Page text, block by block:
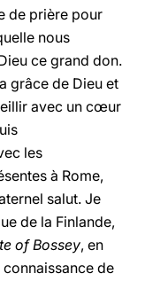
de prière pour
nous
ce grand don.
grâce de Dieu et
avec un cœur
les
à Rome,
salut. Je
de la Finlande,
of Bossey, en
de